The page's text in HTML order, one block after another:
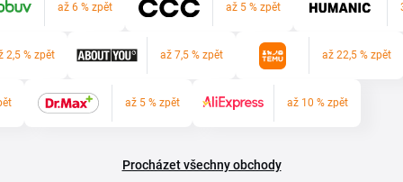
až 6 % zpět až 5 % zpět
2,5 % zpět až 7,5 % zpět až 22,5 % zpět
až 5 % zpět až 10 % zpět
Procházet všechny obchody